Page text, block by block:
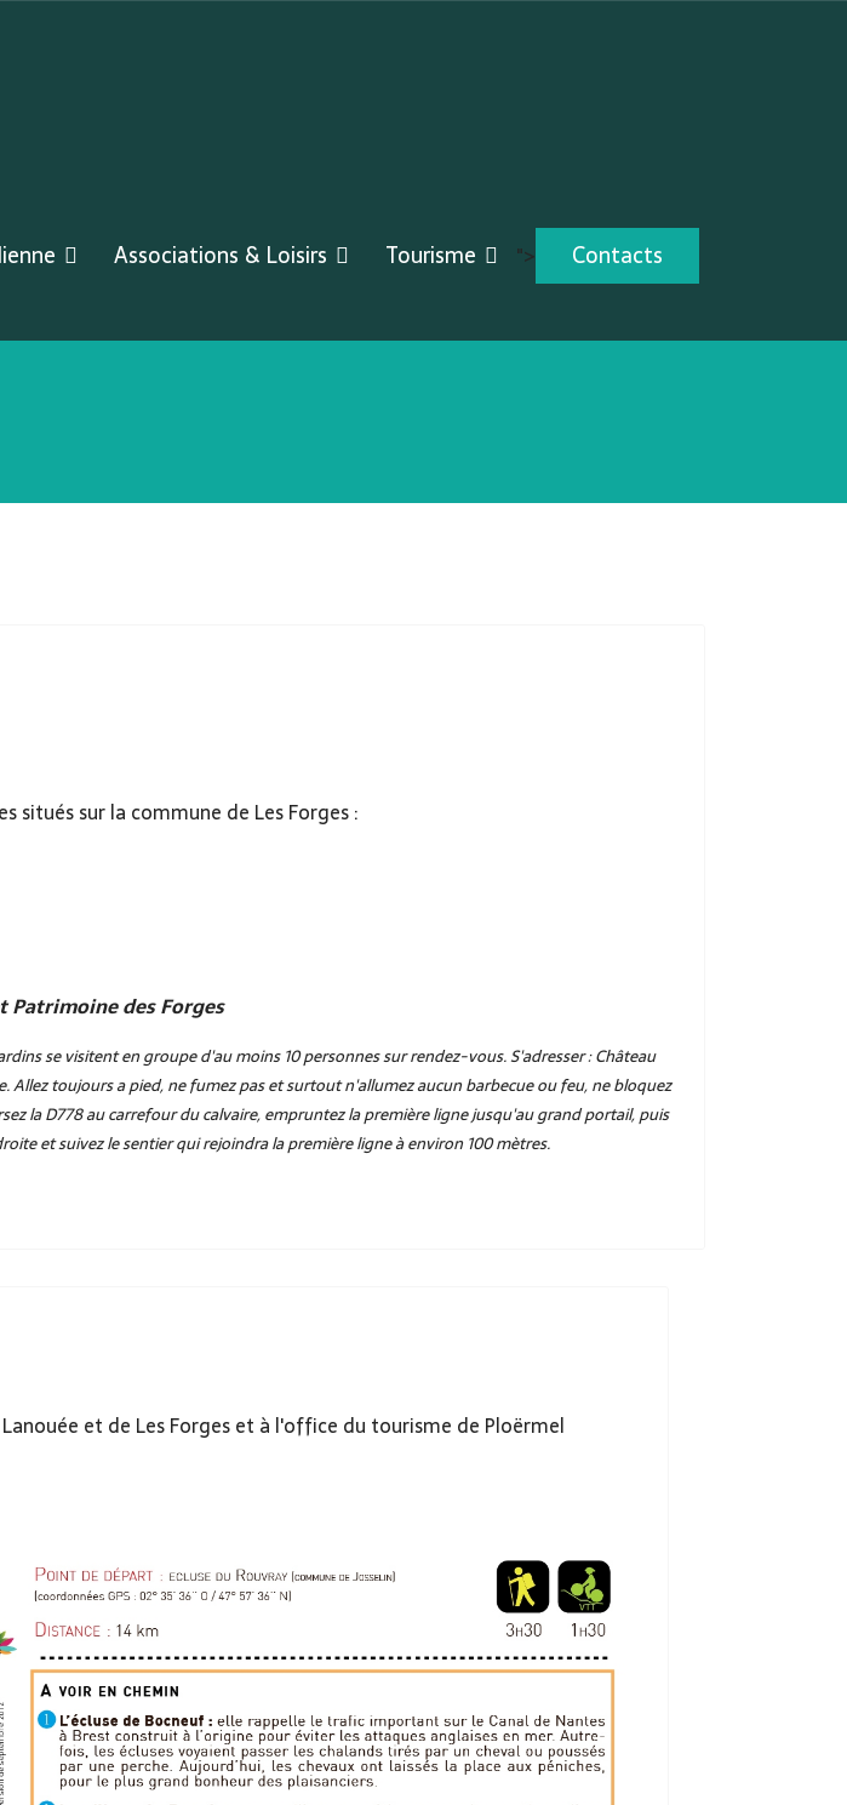
Associations & Loisirs Tourisme "> Contacts
sur la commune de Les Forges :
Patrimoine des Forges
se visitent en groupe d'au moins 10 personnes sur rendez-vous. S'adresser : Château
toujours a pied, ­ne fumez pas et surtout n'allumez aucun barbecue ou feu, ne bloquez
la D778 au carrefour du calvaire, empruntez la première ligne jusqu'au grand portail, puis
et suivez le sentier qui rejoindra la première ligne à environ 100 mètres.
et de Les Forges et à l'office du tourisme de Ploërmel